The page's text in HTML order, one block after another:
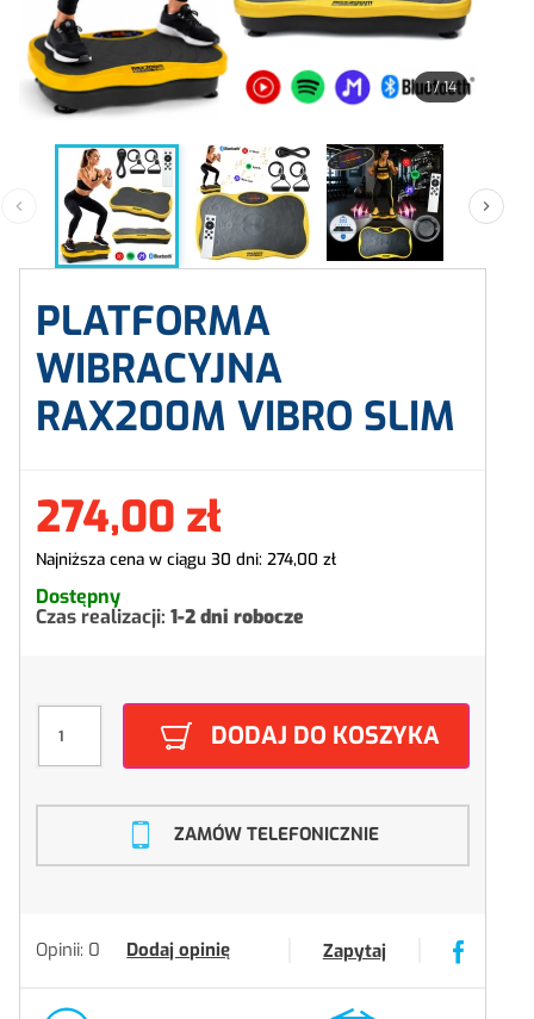
1/14
 
PLATFORMA
WIBRACYJNA
RAX200M VIBRO SLIM
274,00 zł
Najniższa cena w ciągu 30 dni: 274,00 zł
Dostępny
Czas realizacji: 1-2 dni robocze
DODAJ DO KOSZYKA
ZAMÓW TELEFONICZNIE
Opinii: 0 Dodaj opinię Zapytaj